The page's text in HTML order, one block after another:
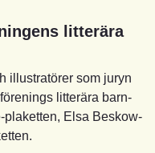
litterära
illustratörer som juryn
litterära barn-
Elsa Beskow-